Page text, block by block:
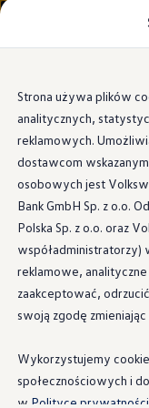
głównej
zawartości
do
stopki
Modele i
Auta dostępne od
Cenniki
Modele
Modele
Przyszłe
ID.4
ID.5
Nowy
Ładowanie
Korzyści i
Najem
systemy
Strona używa plików
analitycznych,
reklamowych.
dostawcom
osobowych jest
Bank GmbH Sp. z o.o.
Polska Sp. z o.o. oraz
współadministratorzy)
reklamowe,
zaakceptować,
swoją zgodę
Wykorzystujemy
społecznościowych i
w Polityce prywatności